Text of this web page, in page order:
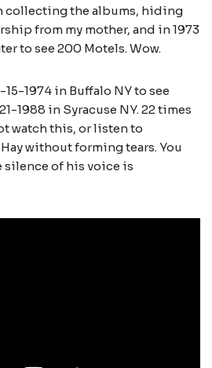
collecting the albums, hiding
from my mother, and in 1973
to see 200 Motels. Wow.
15-1974 in Buffalo NY to see
1988 in Syracuse NY. 22 times
watch this, or listen to
without forming tears. You
silence of his voice is